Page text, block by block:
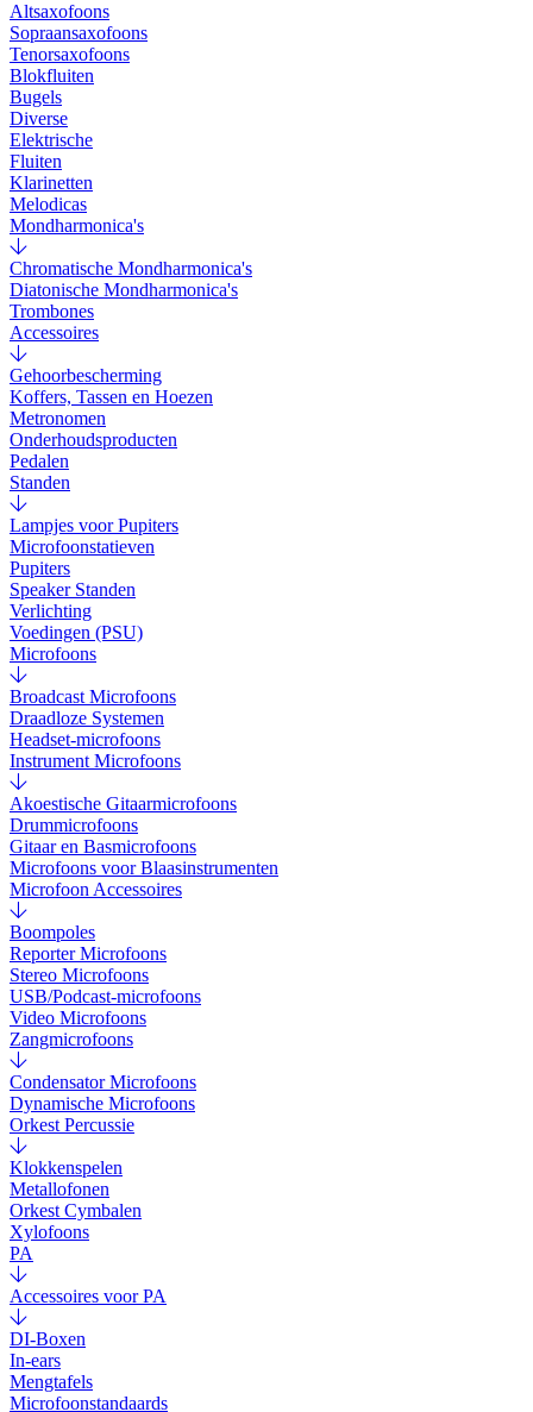
Altsaxofoons
Sopraansaxofoons
Tenorsaxofoons
Blokfluiten
Bugels
Diverse
Elektrische
Fluiten
Klarinetten
Melodicas
Mondharmonica's
Chromatische Mondharmonica's
Diatonische Mondharmonica's
Trombones
Accessoires
Gehoorbescherming
Koffers, Tassen en Hoezen
Metronomen
Onderhoudsproducten
Pedalen
Standen
Lampjes voor Pupiters
Microfoonstatieven
Pupiters
Speaker Standen
Verlichting
Voedingen (PSU)
Microfoons
Broadcast Microfoons
Draadloze Systemen
Headset-microfoons
Instrument Microfoons
Akoestische Gitaarmicrofoons
Drummicrofoons
Gitaar en Basmicrofoons
Microfoons voor Blaasinstrumenten
Microfoon Accessoires
Boompoles
Reporter Microfoons
Stereo Microfoons
USB/Podcast-microfoons
Video Microfoons
Zangmicrofoons
Condensator Microfoons
Dynamische Microfoons
Orkest Percussie
Klokkenspelen
Metallofonen
Orkest Cymbalen
Xylofoons
PA
Accessoires voor PA
DI-Boxen
In-ears
Mengtafels
Microfoonstandaards